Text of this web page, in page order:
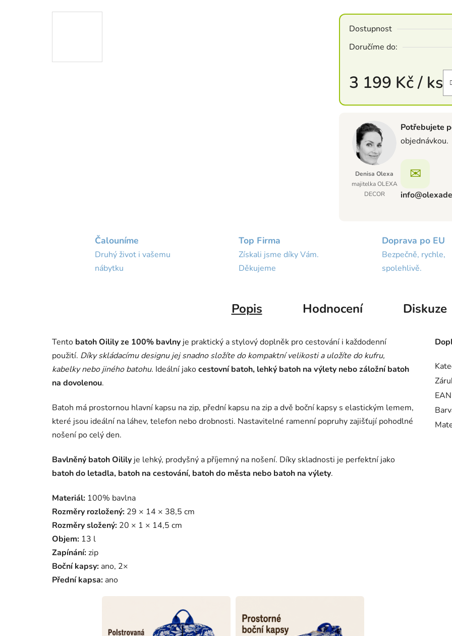
Dostupnost
Doručíme do:
3 199 Kč/ ks
Denisa Olexa
majitelka OLEXA
DECOR
Potřebujete
objednávkou.
✉
Čalouníme
Druhý život i vašemu
nábytku
Top Firma
Získali jsme díky Vám.
Děkujeme
Doprava po EU
Bezpečně, rychle,
spolehlivě.
Popis Hodnocení Diskuze
Tento batoh Oilily ze 100% bavlny je praktický a stylový doplněk pro cestování i každodenní
použití. Díky skládacímu designu jej snadno složíte do kompaktní velikosti a uložíte do kufru,
kabelky nebo jiného batohu. Ideální jakocestovní batoh, lehký batoh na výlety nebo záložní batoh
na dovolenou.
Batoh má prostornou hlavní kapsu na zip, přední kapsu na zip a dvě boční kapsy s elastickým lemem,
které jsou ideální na láhev, telefon nebo drobnosti. Nastavitelné ramenní popruhy zajišťují pohodlné
nošení po celý den.
Bavlněný batoh Oilily je lehký, prodyšný a příjemný na nošení. Díky skladnosti je perfektní jako
batoh do letadla, batoh na cestování, batoh do města nebo batoh na výlety.
Materiál: 100% bavlna
Rozměry rozložený: 29 × 14 × 38,5 cm
Rozměry složený: 20 × 1 × 14,5 cm
Objem: 13 l
Zapínání:zip
Boční kapsy: ano, 2×
Přední kapsa: ano
EAN